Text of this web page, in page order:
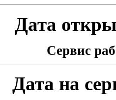
Дата
Сервис
Дата на